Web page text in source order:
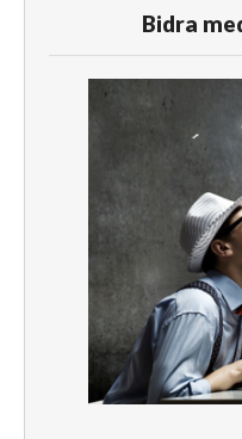
Bidra